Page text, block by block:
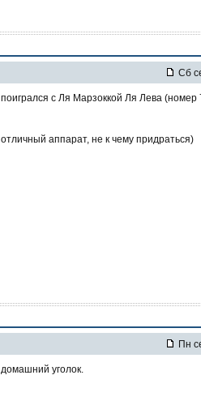
Сб
поигрался с Ля Марзоккой Ля Лева (номер
отличный аппарат, не к чему придраться)
Пн
домашний уголок.